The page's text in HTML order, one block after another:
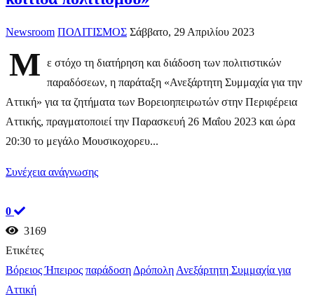
Newsroom ΠΟΛΙΤΙΣΜΟΣ Σάββατο, 29 Απριλίου 2023
Μ
ε στόχο τη διατήρηση και διάδοση των πολιτιστικών
παραδόσεων, η παράταξη «Ανεξάρτητη Συμμαχία για την
Αττική» για τα ζητήματα των Βορειοηπειρωτών στην Περιφέρεια
Αττικής, πραγματοποιεί την Παρασκευή 26 Μαΐου 2023 και ώρα
20:30 το μεγάλο Μουσικοχορευ...
Συνέχεια ανάγνωσης
0
3169
Ετικέτες
Βόρειος Ήπειρος παράδοση Δρόπολη Ανεξάρτητη Συμμαχία για
Αττική